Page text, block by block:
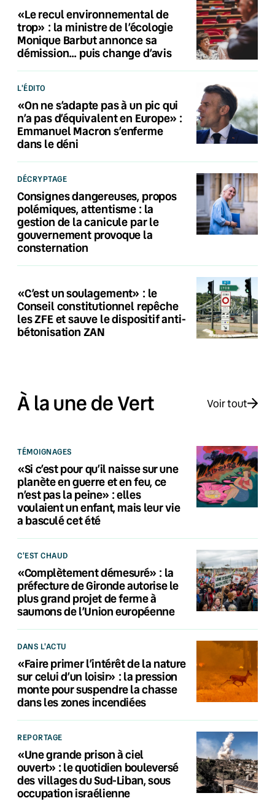
«Le recul environnemental de
trop» : la ministre de l’écologie
Monique Barbut annonce sa
démission… puis change d’avis
L'ÉDITO
«On ne s’adapte pas à un pic qui
n’a pas d’équivalent en Europe» :
Emmanuel Macron s’enferme
dans le déni
DÉCRYPTAGE
Consignes dangereuses, propos
polémiques, attentisme : la
gestion de la canicule par le
gouvernement provoque la
consternation
«C’est un soulagement» : le
Conseil constitutionnel repêche
les ZFE et sauve le dispositif anti-
bétonisation ZAN
À la une de Vert Voir tout
TÉMOIGNAGES
«Si c’est pour qu’il naisse sur une
planète en guerre et en feu, ce
n’est pas la peine» : elles
voulaient un enfant, mais leur vie
a basculé cet été
C'EST CHAUD
«Complètement démesuré» : la
préfecture de Gironde autorise le
plus grand projet de ferme à
saumons de l’Union européenne
DANS L'ACTU
«Faire primer l’intérêt de la nature
sur celui d’un loisir» : la pression
monte pour suspendre la chasse
dans les zones incendiées
REPORTAGE
«Une grande prison à ciel
ouvert» : le quotidien bouleversé
des villages du Sud-Liban, sous
occupation israélienne